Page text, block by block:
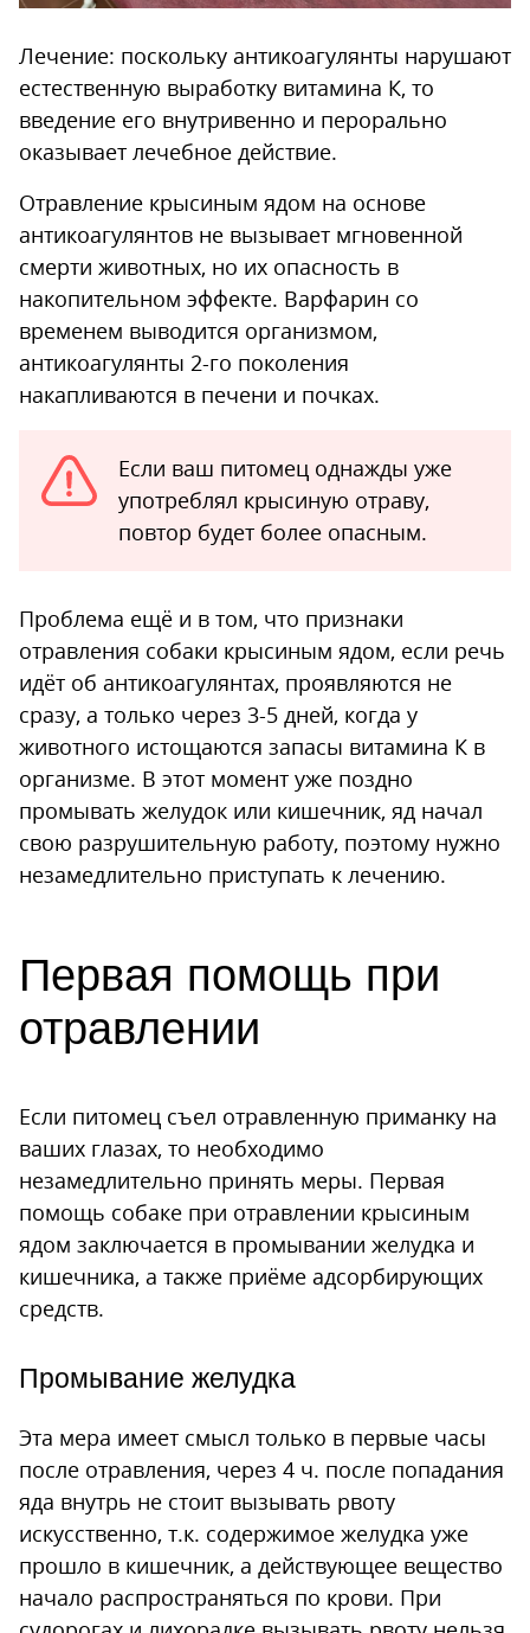
Лечение: поскольку антикоагулянты нарушают
естественную выработку витамина К, то
введение его внутривенно и перорально
оказывает лечебное действие.
Отравление крысиным ядом на основе
антикоагулянтов не вызывает мгновенной
смерти животных, но их опасность в
накопительном эффекте. Варфарин со
временем выводится организмом,
антикоагулянты 2-го поколения
накапливаются в печени и почках.
Если ваш питомец однажды уже
употреблял крысиную отраву,
повтор будет более опасным.
Проблема ещё и в том, что признаки
отравления собаки крысиным ядом, если речь
идёт об антикоагулянтах, проявляются не
сразу, а только через 3-5 дней, когда у
животного истощаются запасы витамина К в
организме. В этот момент уже поздно
промывать желудок или кишечник, яд начал
свою разрушительную работу, поэтому нужно
незамедлительно приступать к лечению.
Первая помощь при
отравлении
Если питомец съел отравленную приманку на
ваших глазах, то необходимо
незамедлительно принять меры. Первая
помощь собаке при отравлении крысиным
ядом заключается в промывании желудка и
кишечника, а также приёме адсорбирующих
средств.
Промывание желудка
Эта мера имеет смысл только в первые часы
после отравления, через 4 ч. после попадания
яда внутрь не стоит вызывать рвоту
искусственно, т.к. содержимое желудка уже
прошло в кишечник, а действующее вещество
начало распространяться по крови. При